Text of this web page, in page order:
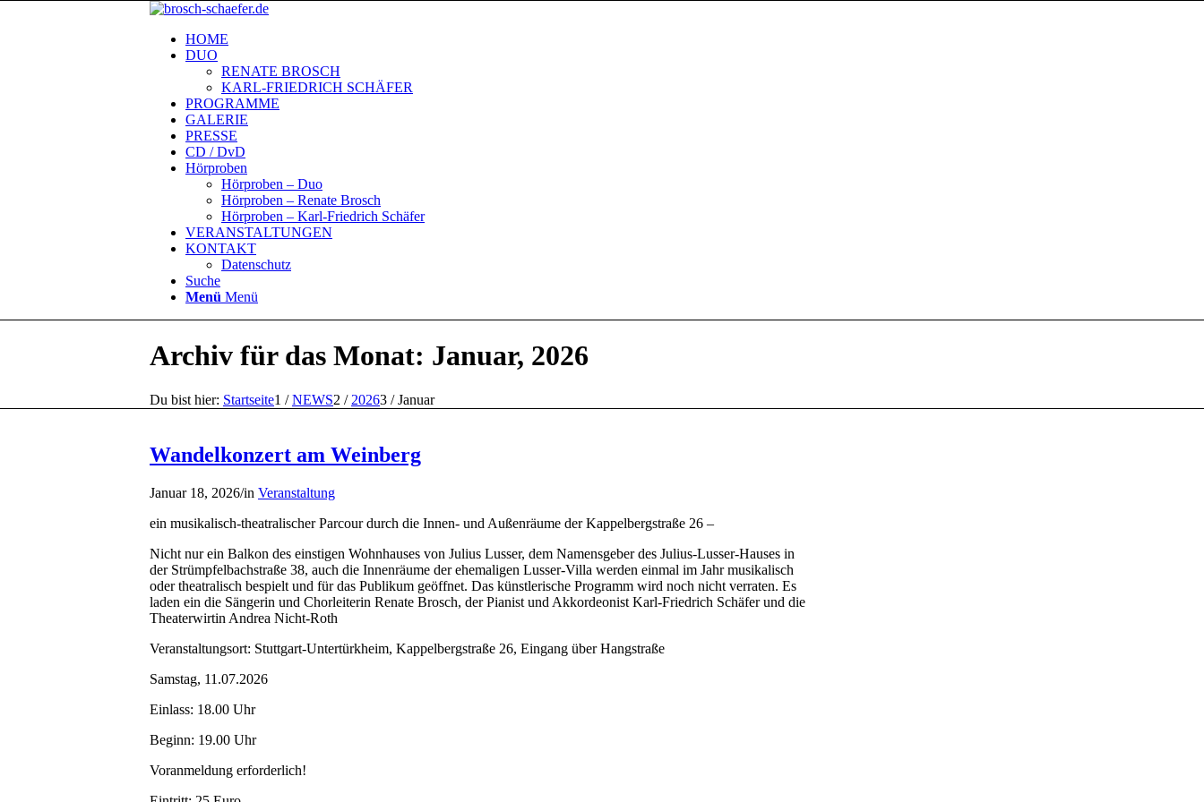
HOME
DUO
RENATE BROSCH
KARL-FRIEDRICH SCHÄFER
PROGRAMME
GALERIE
PRESSE
CD / DvD
Hörproben
Hörproben – Duo
Hörproben – Renate Brosch
Hörproben – Karl-Friedrich Schäfer
VERANSTALTUNGEN
KONTAKT
Datenschutz
Suche
Menü Menü
Archiv für das Monat: Januar, 2026
Du bist hier: Startseite1 / NEWS2 / 20263 / Januar
Wandelkonzert am Weinberg
Januar 18, 2026/in Veranstaltung
ein musikalisch-theatralischer Parcour durch die Innen- und Außenräume der Kappelbergstraße 26 –
Nicht nur ein Balkon des einstigen Wohnhauses von Julius Lusser, dem Namensgeber des Julius-Lusser-Hauses in
der Strümpfelbachstraße 38, auch die Innenräume der ehemaligen Lusser-Villa werden einmal im Jahr musikalisch
oder theatralisch bespielt und für das Publikum geöffnet. Das künstlerische Programm wird noch nicht verraten. Es
laden ein die Sängerin und Chorleiterin Renate Brosch, der Pianist und Akkordeonist Karl-Friedrich Schäfer und die
Theaterwirtin Andrea Nicht-Roth
Veranstaltungsort: Stuttgart-Untertürkheim, Kappelbergstraße 26, Eingang über Hangstraße
Samstag, 11.07.2026
Einlass: 18.00 Uhr
Beginn: 19.00 Uhr
Voranmeldung erforderlich!